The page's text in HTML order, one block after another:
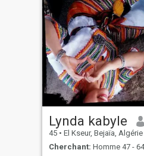
Lynda kabyle
45 • El Kseur, Bejaïa, Algérie
Cherchant: Homme 47 - 64